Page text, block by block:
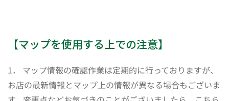
【マップを使用する上での注意】
1． マップ情報の確認作業は定期的に行っておりますが、
お店の最新情報とマップ上の情報が異なる場合もございま